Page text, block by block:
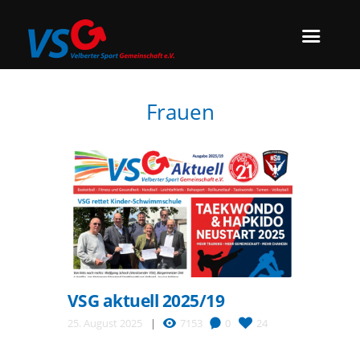
Frauen
VSG aktuell 2025/19
25. August 2025 7153 0 24